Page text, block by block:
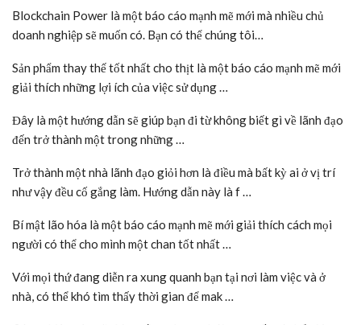
Blockchain Power là một báo cáo mạnh mẽ mới mà nhiều chủ
doanh nghiệp sẽ muốn có. Bạn có thể chúng tôi…
Sản phẩm thay thế tốt nhất cho thịt là một báo cáo mạnh mẽ mới
giải thích những lợi ích của việc sử dụng …
Đây là một hướng dẫn sẽ giúp bạn đi từ không biết gì về lãnh đạo
đến trở thành một trong những …
Trở thành một nhà lãnh đạo giỏi hơn là điều mà bất kỳ ai ở vị trí
như vậy đều cố gắng làm. Hướng dẫn này là f …
Bí mật lão hóa là một báo cáo mạnh mẽ mới giải thích cách mọi
người có thể cho mình một chan tốt nhất …
Với mọi thứ đang diễn ra xung quanh bạn tại nơi làm việc và ở
nhà, có thể khó tìm thấy thời gian để mak …